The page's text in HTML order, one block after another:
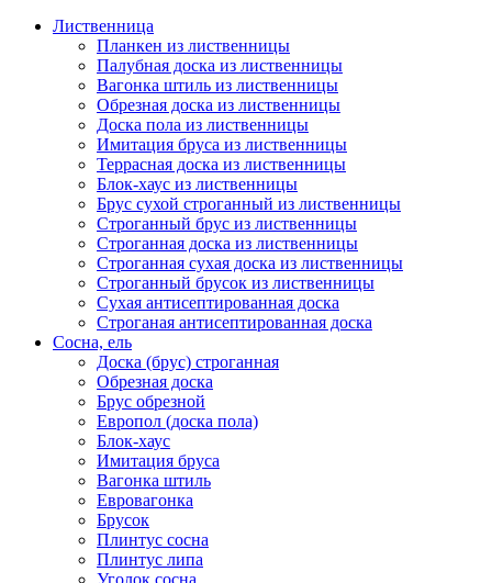
Лиственница
Планкен из лиственницы
Палубная доска из лиственницы
Вагонка штиль из лиственницы
Обрезная доска из лиственницы
Доска пола из лиственницы
Имитация бруса из лиственницы
Террасная доска из лиственницы
Блок-хаус из лиственницы
Брус сухой строганный из лиственницы
Строганный брус из лиственницы
Строганная доска из лиственницы
Строганная сухая доска из лиственницы
Строганный брусок из лиственницы
Сухая антисептированная доска
Строганая антисептированная доска
Сосна, ель
Доска (брус) строганная
Обрезная доска
Брус обрезной
Европол (доска пола)
Блок-хаус
Имитация бруса
Вагонка штиль
Евровагонка
Брусок
Плинтус сосна
Плинтус липа
Уголок сосна